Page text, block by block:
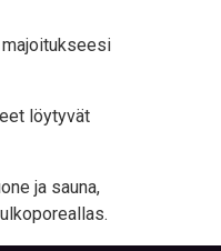
majoitukseesi
löytyvät
ja sauna,